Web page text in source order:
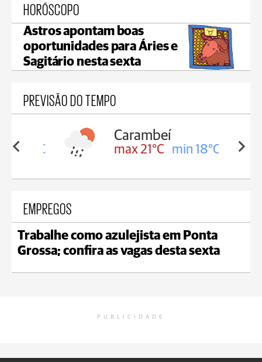
HORÓSCOPO
Astros apontam boas
oportunidades para Áries e
Sagitário nesta sexta
PREVISÃO DO TEMPO
18°C
Carambeí
max 21°C min 18°C
EMPREGOS
Trabalhe como azulejista em Ponta
Grossa; confira as vagas desta sexta
PUBLICIDADE